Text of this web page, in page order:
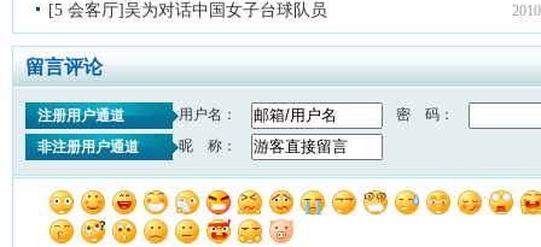
[5 会客厅]吴为对话中国女子台球队员
留言评论
注册用户通道 用户名：
密 码：
非注册用户通道
昵 称：